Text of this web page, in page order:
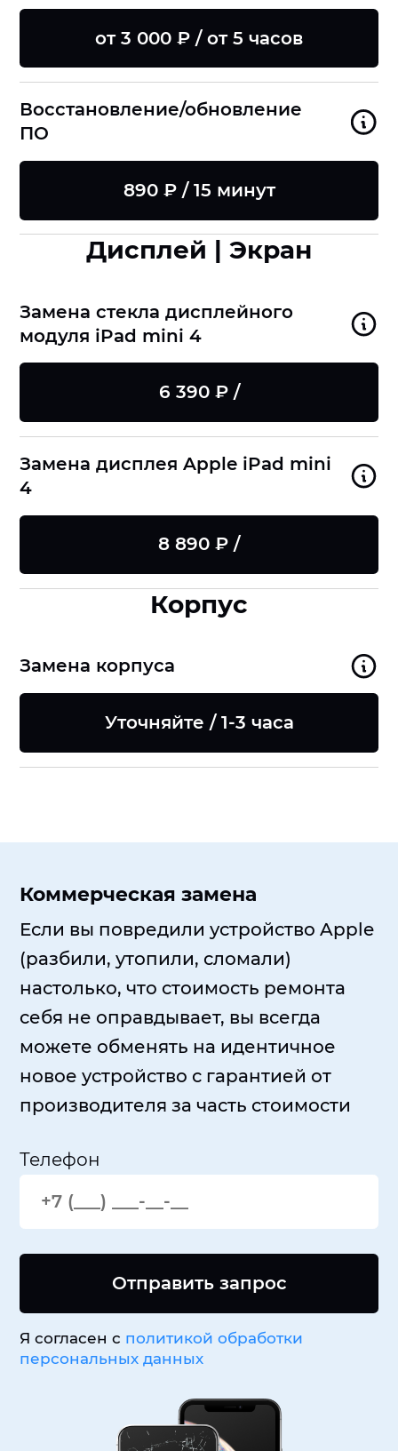
от 3 000 ₽ / от 5 часов
Восстановление/обновление
ПО
890 ₽ / 15 минут
Дисплей | Экран
Замена стекла дисплейного
модуля iPad mini 4
6 390 ₽ /
Замена дисплея Apple iPad mini
4
8 890 ₽ /
Корпус
Замена корпуса
Уточняйте / 1-3 часа
Коммерческая замена
Если вы повредили устройство Apple
(разбили, утопили, сломали)
настолько, что стоимость ремонта
себя не оправдывает, вы всегда
можете обменять на идентичное
новое устройство с гарантией от
производителя за часть стоимости
Телефон
Отправить запрос
Я согласен с политикой обработки
персональных данных